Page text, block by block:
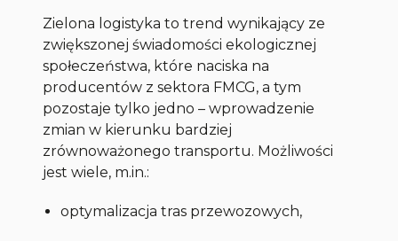
Zielona logistyka to trend wynikający ze
zwiększonej świadomości ekologicznej
społeczeństwa, które naciska na
producentów z sektora FMCG, a tym
pozostaje tylko jedno – wprowadzenie
zmian w kierunku bardziej
zrównoważonego transportu. Możliwości
jest wiele, m.in.:
optymalizacja tras przewozowych,